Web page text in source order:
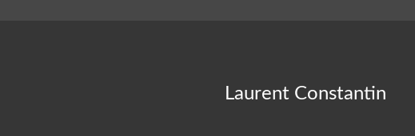
Laurent Constantin